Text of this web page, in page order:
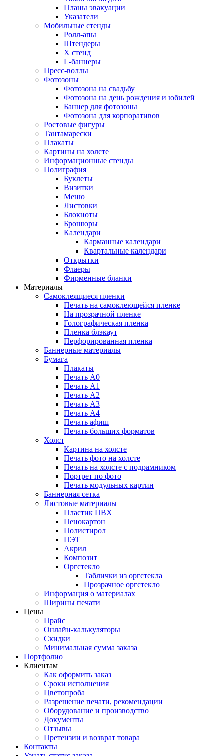
Планы эвакуации
Указатели
Мобильные стенды
Ролл-апы
Штендеры
Х стенд
L-баннеры
Пресс-воллы
Фотозоны
Фотозона на свадьбу
Фотозона на день рождения и юбилей
Баннер для фотозоны
Фотозона для корпоративов
Ростовые фигуры
Тантамарески
Плакаты
Картины на холсте
Информационные стенды
Полиграфия
Буклеты
Визитки
Меню
Листовки
Блокноты
Брошюры
Календари
Карманные календари
Квартальные календари
Открытки
Флаеры
Фирменные бланки
Материалы
Самоклеящиеся пленки
Печать на самоклеющейся пленке
На прозрачной пленке
Голографическая пленка
Пленка блэкаут
Перфорированная пленка
Баннерные материалы
Бумага
Плакаты
Печать А0
Печать А1
Печать А2
Печать А3
Печать А4
Печать афиш
Печать больших форматов
Холст
Картина на холсте
Печать фото на холсте
Печать на холсте с подрамником
Портрет по фото
Печать модульных картин
Баннерная сетка
Листовые материалы
Пластик ПВХ
Пенокартон
Полистирол
ПЭТ
Акрил
Композит
Оргстекло
Таблички из оргстекла
Прозрачное оргстекло
Информация о материалах
Ширины печати
Цены
Прайс
Онлайн-калькуляторы
Скидки
Минимальная сумма заказа
Портфолио
Клиентам
Как оформить заказ
Сроки исполнения
Цветопроба
Разрешение печати, рекомендации
Оборудование и производство
Документы
Отзывы
Претензии и возврат товара
Контакты